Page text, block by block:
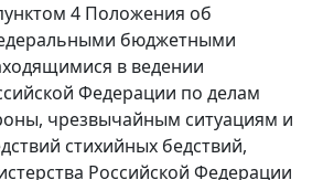
4 Положения об
бюджетными
в ведении
Федерации по делам
чрезвычайным ситуациям и
стихийных бедствий,
Российской Федерации